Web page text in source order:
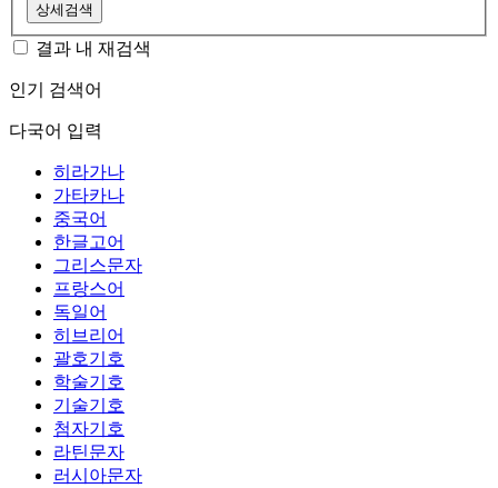
상세검색
결과 내 재검색
인기 검색어
다국어 입력
히라가나
가타카나
중국어
한글고어
그리스문자
프랑스어
독일어
히브리어
괄호기호
학술기호
기술기호
첨자기호
라틴문자
러시아문자